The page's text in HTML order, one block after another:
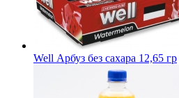
Well Арбуз без сахара 12,65 гр